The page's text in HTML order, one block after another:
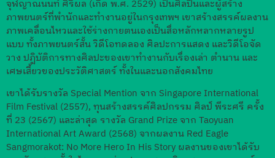
จุฬญาณนนท์ ศิริผล (เกิด พ.ศ. 2529) เป็นศิลปินและผู้สร้าง
ภาพยนตร์ที่พำนักและทำงานอยู่ในกรุงเทพฯ เขาสร้างสรรค์ผลงาน
ภาพเคลื่อนไหวและใช้ร่างกายตนเองเป็นสื่อหลักหลากหลายรูป
แบบ ทั้งภาพยนตร์สั้น วิดีโอทดลอง ศิลปะการแสดง และวิดีโอจัด
วาง ปฏิบัติการทางศิลปะของเขาทำงานกับเรื่องเล่า ตำนาน และ
เศษเสี้ยวของประวัติศาสตร์ ทั้งในและนอกสังคมไทย
เขาได้รับรางวัล Special Mention จาก Singapore International
Film Festival (2557), ทุนสร้างสรรค์ศิลปกรรม ศิลป์ พีระศรี ครั้ง
ที่ 23 (2567) และล่าสุด รางวัล Grand Prize จาก Taoyuan
International Art Award (2568) จากผลงาน Red Eagle
Sangmorakot: No More Hero In His Story ผลงานของเขาได้รับ